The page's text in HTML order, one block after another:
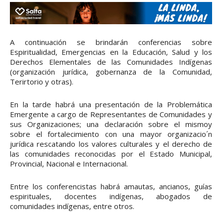
A continuación se brindarán conferencias sobre
Espiritualidad, Emergencias en la Educación, Salud y los
Derechos Elementales de las Comunidades Indígenas
(organización jurídica, gobernanza de la Comunidad,
Terirtorio y otras).
En la tarde habrá una presentación de la Problemática
Emergente a cargo de Representantes de Comunidades y
sus Organizaciones; una declaración sobre el mismoy
sobre el fortalecimiento con una mayor organizacio´n
jurídica rescatando los valores culturales y el derecho de
las comunidades reconocidas por el Estado Municipal,
Provincial, Nacional e Internacional.
Entre los conferencistas habrá amautas, ancianos, guías
espirituales, docentes indígenas, abogados de
comunidades indígenas, entre otros.